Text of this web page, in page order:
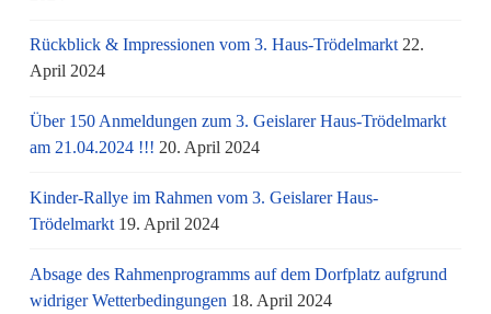
Rückblick & Impressionen vom 3. Haus-Trödelmarkt 22.
April 2024
Über 150 Anmeldungen zum 3. Geislarer Haus-Trödelmarkt
am 21.04.2024 !!! 20. April 2024
Kinder-Rallye im Rahmen vom 3. Geislarer Haus-
Trödelmarkt 19. April 2024
Absage des Rahmenprogramms auf dem Dorfplatz aufgrund
widriger Wetterbedingungen 18. April 2024